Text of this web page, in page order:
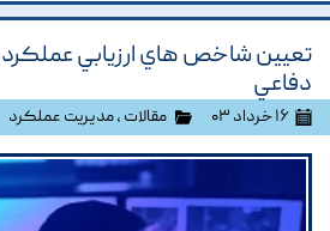
تعيين شاخص هاي ارزيابي
دفاعي
۱۶ خرداد ۰۳ مقالات ،مدیریت عملکرد